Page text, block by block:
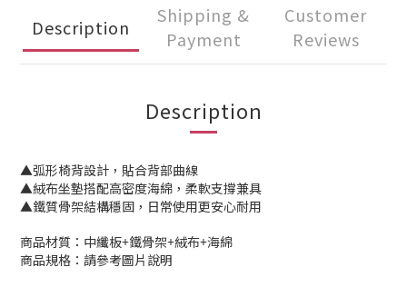
Description
Shipping &
Payment
Customer
Reviews
Description
▲弧形椅背設計，貼合背部曲線
▲絨布坐墊搭配高密度海綿，柔軟支撐兼具
▲鐵質骨架結構穩固，日常使用更安心耐用
商品材質：中纖板+鐵骨架+絨布+海綿
商品規格：請參考圖片說明